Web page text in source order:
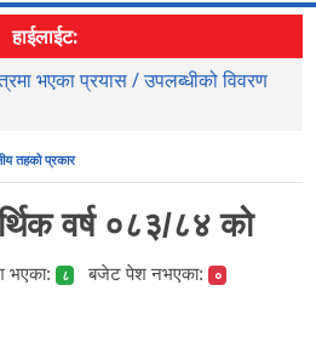
हाईलाईट:
भएका प्रयास / उपलब्धीको विवरण
तहको प्रकार
वर्ष ०८३/८४ को
भएका: ८ बजेट पेश नभएका: ०